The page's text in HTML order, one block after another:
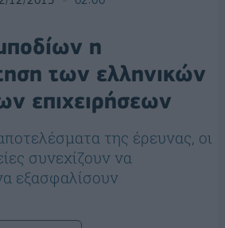
η
των ελληνικών
επιχειρήσεων
της έρευνας, οι
συνεχίζουν να
εξασφαλίσουν